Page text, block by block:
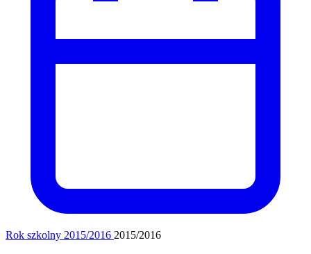
Rok szkolny 2015/2016 2015/2016